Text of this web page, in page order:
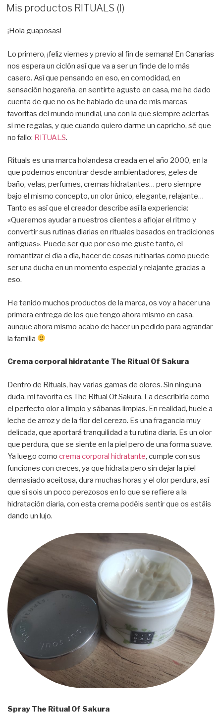
EL
Mis productos RITUALS (I)
¡Hola guaposas!
Lo primero, ¡feliz viernes y previo al fin de semana! En Canarias
nos espera un ciclón así que va a ser un finde de lo más
casero. Así que pensando en eso, en comodidad, en
sensación hogareña, en sentirte agusto en casa, me he dado
cuenta de que no os he hablado de una de mis marcas
favoritas del mundo mundial, una con la que siempre aciertas
si me regalas, y que cuando quiero darme un capricho, sé que
no fallo: RITUALS.
Rituals es una marca holandesa creada en el año 2000, en la
que podemos encontrar desde ambientadores, geles de
baño, velas, perfumes, cremas hidratantes… pero siempre
bajo el mismo concepto, un olor único, elegante, relajante…
Tanto es así que el creador describe así la experiencia:
«Queremos ayudar a nuestros clientes a aflojar el ritmo y
convertir sus rutinas diarias en rituales basados en tradiciones
antiguas». Puede ser que por eso me guste tanto, el
romantizar el día a día, hacer de cosas rutinarias como puede
ser una ducha en un momento especial y relajante gracias a
eso.
He tenido muchos productos de la marca, os voy a hacer una
primera entrega de los que tengo ahora mismo en casa,
aunque ahora mismo acabo de hacer un pedido para agrandar
la familia
Crema corporal hidratante The Ritual Of Sakura
Dentro de Rituals, hay varias gamas de olores. Sin ninguna
duda, mi favorita es The Ritual Of Sakura. La describiría como
el perfecto olor a limpio y sábanas limpias. En realidad, huele a
leche de arroz y de la flor del cerezo. Es una fragancia muy
delicada, que aportará tranquilidad a tu rutina diaria. Es un olor
que perdura, que se siente en la piel pero de una forma suave.
Ya luego como crema corporal hidratante, cumple con sus
funciones con creces, ya que hidrata pero sin dejar la piel
demasiado aceitosa, dura muchas horas y el olor perdura, así
que si sois un poco perezosos en lo que se refiere a la
hidratación diaria, con esta crema podéis sentir que os estáis
dando un lujo.
Spray The Ritual Of Sakura